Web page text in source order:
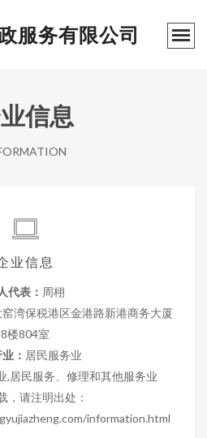
服务有限公司
信息
业信息
代表： 周栩
湾保税港区金港路新港商务大厦
8楼804室
： 居民服务业
,居民服务、修理和其他服务业
，请注明出处：
information.html